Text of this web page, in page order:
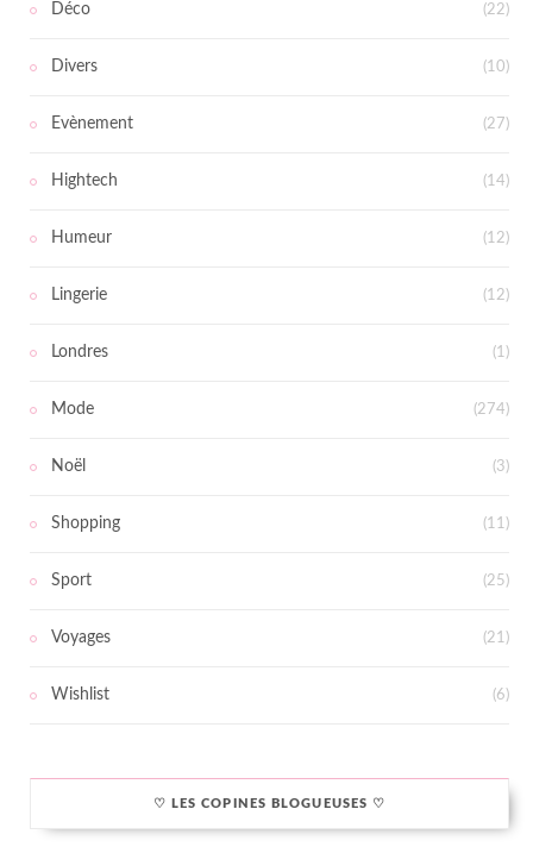
Déco (22)
Divers (10)
Evènement (27)
Hightech (14)
Humeur (12)
Lingerie (12)
Londres (1)
Mode (274)
Noël (3)
Shopping (11)
Sport (25)
Voyages (21)
Wishlist (6)
♡ LES COPINES BLOGUEUSES ♡